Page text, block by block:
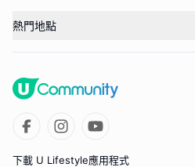
熱門地點
下載 U Lifestyle應用程式